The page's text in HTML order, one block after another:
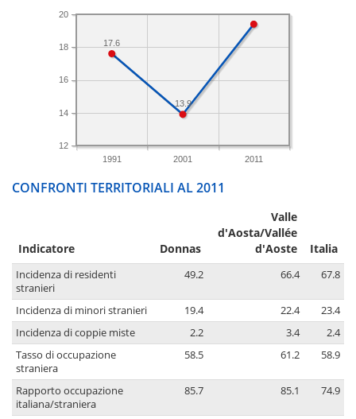
1991 2001 2011
12
14
16
18
20
13.9
17.6
CONFRONTI TERRITORIALI AL 2011
Indicatore Donnas
Valle
d'Aosta/Vallée
d'Aoste
Italia
Incidenza di residenti
stranieri
49.2 66.4 67.8
Incidenza di minori stranieri 19.4 22.4
23.4
Incidenza di coppie miste
2.2 3.4
2.4
Tasso di occupazione
straniera
58.5 61.2 58.9
Rapporto occupazione
italiana/straniera
85.7 85.1 74.9